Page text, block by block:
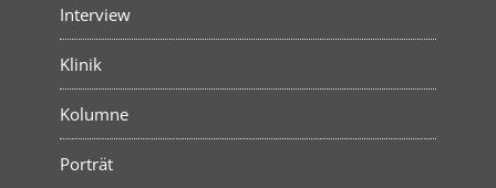
Interview
Klinik
Kolumne
Porträt